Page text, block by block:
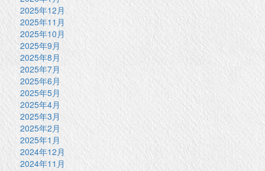
2025年12月
2025年11月
2025年10月
2025年9月
2025年8月
2025年7月
2025年6月
2025年5月
2025年4月
2025年3月
2025年2月
2025年1月
2024年12月
2024年11月